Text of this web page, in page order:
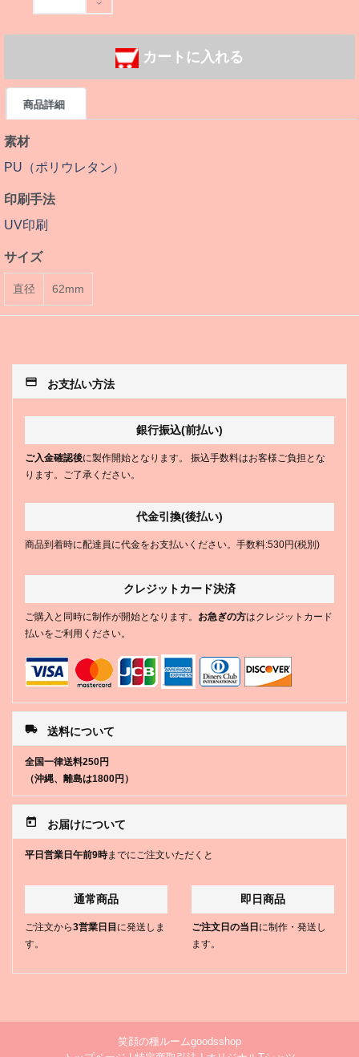
カートに入れる
商品詳細
素材
PU（ポリウレタン）
印刷手法
UV印刷
サイズ
直径 62mm
payment お支払い方法
銀行振込(前払い)
ご入金確認後に製作開始となります。 振込手数料はお客様ご負担とな
ります。ご了承ください。
代金引換(後払い)
商品到着時に配達員に代金をお支払いください。手数料:530円(税別)
クレジットカード決済
ご購入と同時に制作が開始となります。 お急ぎの方はクレジットカード
払いをご利用ください。
local_shipping 送料について
全国一律送料250円
（沖縄、離島は1800円）
today お届けについて
平日営業日午前9時までにご注文いただくと
通常商品
ご注文から3営業日目 に発送しま
す。
即日商品
ご注文日の当日 に制作・発送し
ます。
笑顔の種ルームgoodsshop